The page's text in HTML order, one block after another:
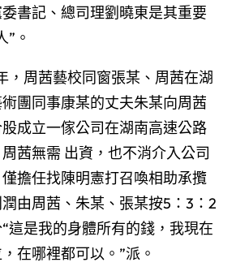
書記、總司理劉曉東是其重要
”。
，周茜藝校同窗張某、周茜在湖
團同事康某的丈夫朱某向周茜
成立一傢公司在湖南高速公路
茜無需 出資，也不消介入公司
擔任找陳明憲打召喚相助承攬
由周茜、朱某、張某按5：3：2
這是我的身體所有的錢，我現在
在哪裡都可以。”派。